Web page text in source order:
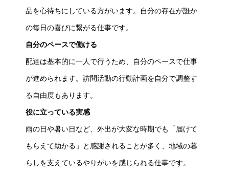
品を心待ちにしている方がいます。自分の存在が誰か
の毎日の喜びに繋がる仕事です。
自分のペースで働ける
配達は基本的に一人で行うため、自分のペースで仕事
が進められます。訪問活動の行動計画を自分で調整す
る自由度もあります。
役に立っている実感
雨の日や暑い日など、外出が大変な時期でも「届けて
もらえて助かる」と感謝されることが多く、地域の暮
らしを支えているやりがいを感じられる仕事です。